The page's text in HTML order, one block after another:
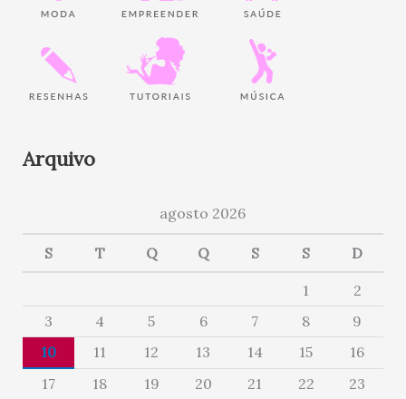
Arquivo
agosto 2026
S T Q Q S S D
1
2
3
4 5 6 7 8
9
10
11 12 13 14 15
16
17
18 19 20 21 22
23